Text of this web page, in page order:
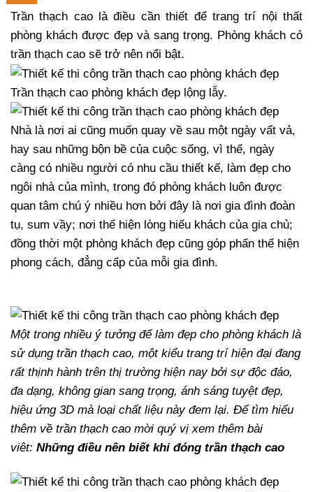
Trần thạch cao là điều cần thiết để trang trí nội thất
phòng khách được đẹp và sang trọng. Phòng khách có
trần thạch cao sẽ trở nên nổi bật.
Trần thạch cao phòng khách đẹp lộng lẫy.
Nhà là nơi ai cũng muốn quay về sau một ngày vất vả,
hay sau những bộn bề của cuộc sống, vì thế, ngày
càng có nhiều người có nhu cầu thiết kế, làm đẹp cho
ngôi nhà của mình, trong đó phòng khách luôn được
quan tâm chú ý nhiều hơn bởi đây là nơi gia đình đoàn
tụ, sum vầy; nơi thể hiện lòng hiếu khách của gia chủ;
đồng thời một phòng khách đẹp cũng góp phẩn thể hiện
phong cách, đẳng cấp của mỗi gia đình.
Một trong nhiều ý tưởng để làm đẹp cho phòng khách là
sử dụng trần thạch cao, một kiểu trang trí hiện đại đang
rất thịnh hành trên thị trường hiện nay bởi sự độc đáo,
đa dạng, không gian sang trọng, ánh sáng tuyệt đẹp,
hiệu ứng 3D mà loại chất liệu này đem lại. Để tìm hiểu
thêm về trần thạch cao mời quý vị xem thêm bài
viêt: Những điều nên biết khi đóng trần thạch cao